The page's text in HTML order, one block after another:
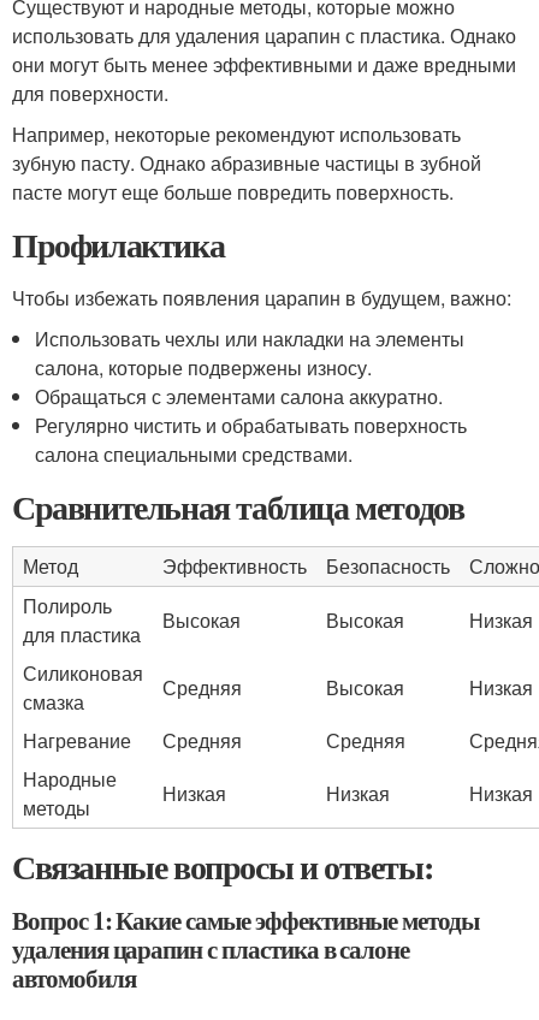
Существуют и народные методы, которые можно
использовать для удаления царапин с пластика. Однако
они могут быть менее эффективными и даже вредными
для поверхности.
Например, некоторые рекомендуют использовать
зубную пасту. Однако абразивные частицы в зубной
пасте могут еще больше повредить поверхность.
Профилактика
Чтобы избежать появления царапин в будущем, важно:
Использовать чехлы или накладки на элементы
салона, которые подвержены износу.
Обращаться с элементами салона аккуратно.
Регулярно чистить и обрабатывать поверхность
салона специальными средствами.
Сравнительная таблица методов
Метод Эффективность Безопасность
Полироль
для пластика
Высокая Высокая
Низкая
Силиконовая
смазка
Средняя Высокая
Низкая
Нагревание
Средняя Средняя
Народные
методы
Низкая Низкая Низкая
Связанные вопросы и ответы:
Вопрос 1: Какие самые эффективные методы
удаления царапин с пластика в салоне
автомобиля